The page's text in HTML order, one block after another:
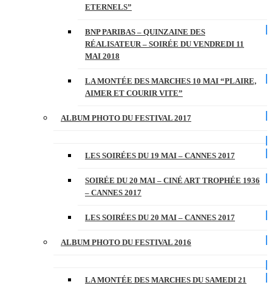
ETERNELS”
BNP PARIBAS – QUINZAINE DES
RÉALISATEUR – SOIRÉE DU VENDREDI 11
MAI 2018
LA MONTÉE DES MARCHES 10 MAI “PLAIRE,
AIMER ET COURIR VITE”
ALBUM PHOTO DU FESTIVAL 2017
LES SOIRÉES DU 19 MAI – CANNES 2017
SOIRÉE DU 20 MAI – CINÉ ART TROPHÉE 1936
– CANNES 2017
LES SOIRÉES DU 20 MAI – CANNES 2017
ALBUM PHOTO DU FESTIVAL 2016
LA MONTÉE DES MARCHES DU SAMEDI 21